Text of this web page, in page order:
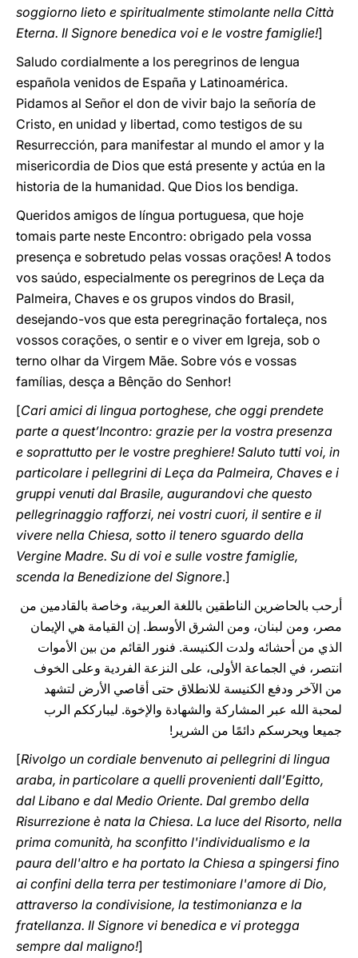
soggiorno lieto e spiritualmente stimolante nella Città
Eterna. Il Signore benedica voi e le vostre famiglie!]
Saludo cordialmente a los peregrinos de lengua
española venidos de España y Latinoamérica.
Pidamos al Señor el don de vivir bajo la señoría de
Cristo, en unidad y libertad, como testigos de su
Resurrección, para manifestar al mundo el amor y la
misericordia de Dios que está presente y actúa en la
historia de la humanidad. Que Dios los bendiga.
Queridos amigos de língua portuguesa, que hoje
tomais parte neste Encontro: obrigado pela vossa
presença e sobretudo pelas vossas orações! A todos
vos saúdo, especialmente os peregrinos de Leça da
Palmeira, Chaves e os grupos vindos do Brasil,
desejando-vos que esta peregrinação fortaleça, nos
vossos corações, o sentir e o viver em Igreja, sob o
terno olhar da Virgem Mãe. Sobre vós e vossas
famílias, desça a Bênção do Senhor!
[Cari amici di lingua portoghese, che oggi prendete
parte a quest’Incontro: grazie per la vostra presenza
e soprattutto per le vostre preghiere! Saluto tutti voi, in
particolare i pellegrini di Leça da Palmeira, Chaves e i
gruppi venuti dal Brasile, augurandovi che questo
pellegrinaggio rafforzi, nei vostri cuori, il sentire e il
vivere nella Chiesa, sotto il tenero sguardo della
Vergine Madre. Su di voi e sulle vostre famiglie,
scenda la Benedizione del Signore.]
أرحب بالحاضرين الناطقين باللغة العربية، وخاصة بالقادمين من
مصر، ومن لبنان، ومن الشرق الأوسط. إن القيامة هي الإيمان
الذي من أحشائه ولدت الكنيسة. فنور القائم من بين الأموات
انتصر، في الجماعة الأولى، على النزعة الفردية وعلى الخوف
من الآخر ودفع الكنيسة للانطلاق حتى أقاصي الأرض لتشهد
لمحبة الله عبر المشاركة والشهادة والإخوة. ليبارككم الرب
جميعا ويحرسكم دائمًا من الشرير!
[Rivolgo un cordiale benvenuto ai pellegrini di lingua
araba, in particolare a quelli provenienti dall’Egitto,
dal Libano e dal Medio Oriente. Dal grembo della
Risurrezione è nata la Chiesa. La luce del Risorto, nella
prima comunità, ha sconfitto l'individualismo e la
paura dell'altro e ha portato la Chiesa a spingersi fino
ai confini della terra per testimoniare l'amore di Dio,
attraverso la condivisione, la testimonianza e la
fratellanza. Il Signore vi benedica e vi protegga
‎sempre dal‎ maligno‎‎‎‏!]